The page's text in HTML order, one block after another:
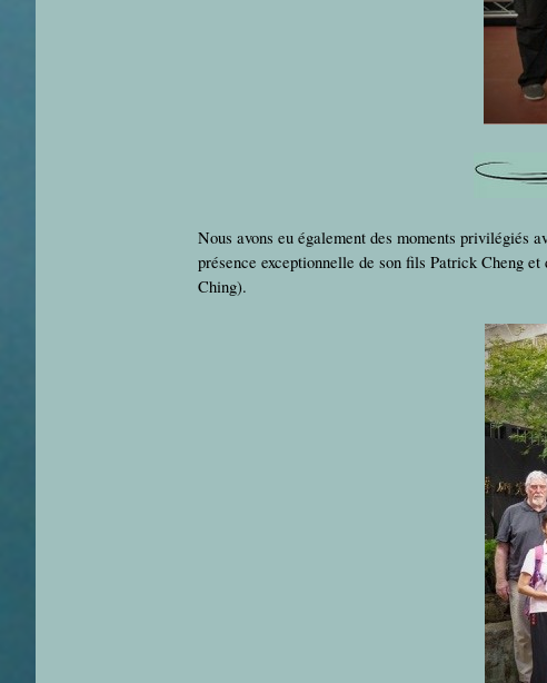
Nous avons eu également des moments privilégiés
présence exceptionnelle de son fils Patrick Cheng
Ching).